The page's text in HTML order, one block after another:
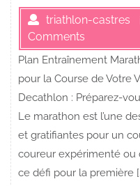
triathlon-castres
Comments
Plan Entraînement
pour la Course de Votre
Decathlon : Préparez-
Le marathon est l’une
et gratifiantes pour un
coureur expérimenté ou
ce défi pour la première